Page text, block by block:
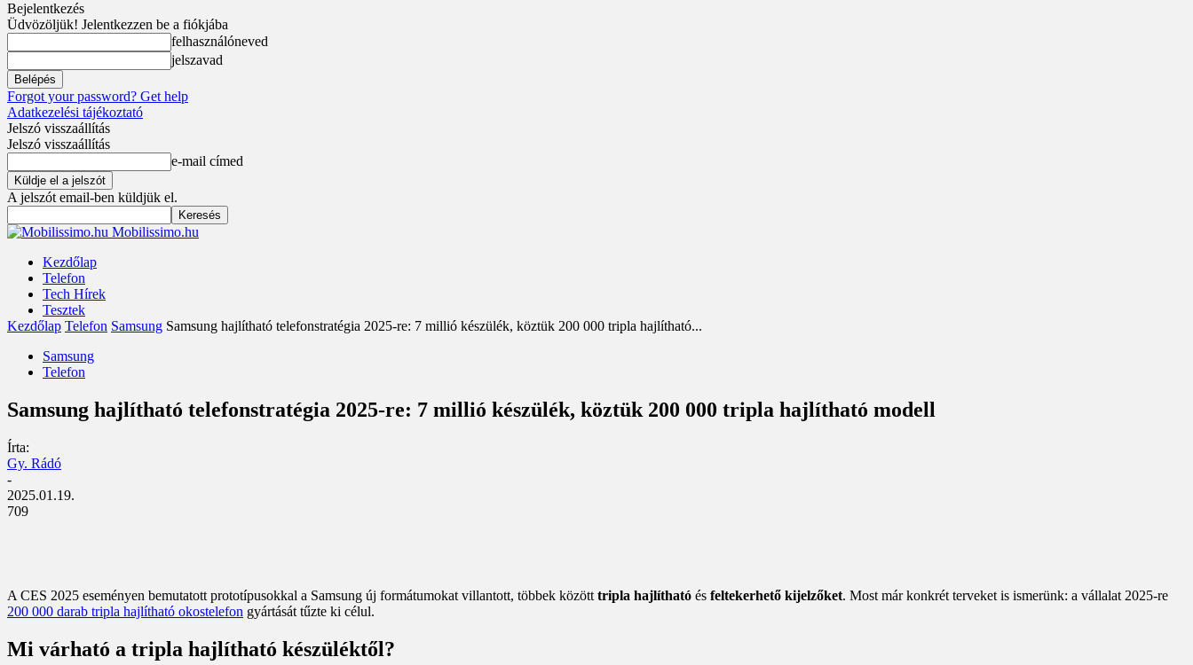
Bejelentkezés
Üdvözöljük! Jelentkezzen be a fiókjába
felhasználóneved
jelszavad
Forgot your password? Get help
Adatkezelési tájékoztató
Jelszó visszaállítás
Jelszó visszaállítás
e-mail címed
A jelszót email-ben küldjük el.
Mobilissimo.hu
Kezdőlap
Telefon
Tech Hírek
Tesztek
Kezdőlap Telefon Samsung Samsung hajlítható telefonstratégia 2025-re: 7 millió készülék, köztük 200 000 tripla hajlítható...
Samsung
Telefon
Samsung hajlítható telefonstratégia 2025-re: 7 millió készülék, köztük 200 000 tripla hajlítható modell
Írta:
Gy. Rádó
-
2025.01.19.
709
A CES 2025 eseményen bemutatott prototípusokkal a Samsung új formátumokat villantott, többek között tripla hajlítható és feltekerhető kijelzőket. Most már konkrét terveket is ismerünk: a vállalat 2025-re
200 000 darab tripla hajlítható okostelefon gyártását tűzte ki célul.
Mi várható a tripla hajlítható készüléktől?